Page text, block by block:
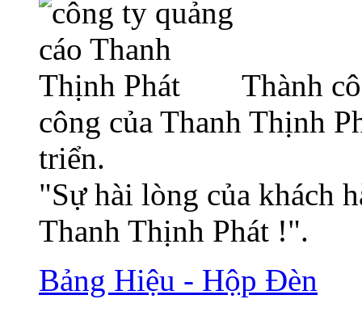
Thành
công của Thanh Thịnh
triển.
"Sự hài lòng của khách
Thanh Thịnh Phát !".
Bảng Hiệu - Hộp Đèn